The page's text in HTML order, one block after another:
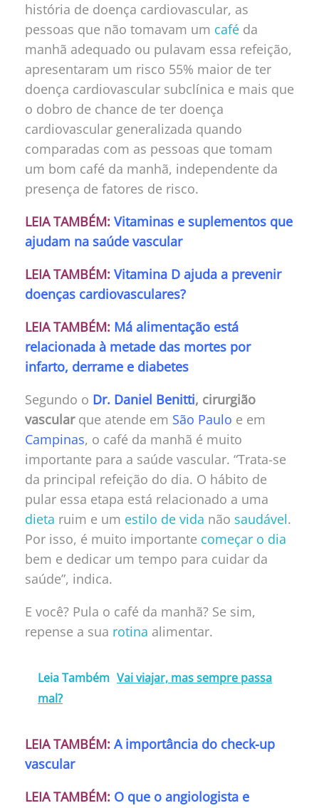
história de doença cardiovascular, as
pessoas que não tomavam um café da
manhã adequado ou pulavam essa refeição,
apresentaram um risco 55% maior de ter
doença cardiovascular subclínica e mais que
o dobro de chance de ter doença
cardiovascular generalizada quando
comparadas com as pessoas que tomam
um bom café da manhã, independente da
presença de fatores de risco.
LEIA TAMBÉM: Vitaminas e suplementos que
ajudam na saúde vascular
LEIA TAMBÉM: Vitamina D ajuda a prevenir
doenças cardiovasculares?
LEIA TAMBÉM: Má alimentação está
relacionada à metade das mortes por
infarto, derrame e diabetes
Segundo o Dr. Daniel Benitti, cirurgião
vascularque atende em São Paulo e em
Campinas, o café da manhã é muito
importante para a saúde vascular. “Trata-se
da principal refeição do dia. O hábito de
pular essa etapa está relacionado a uma
dieta ruim e um estilo de vida não saudável.
Por isso, é muito importante começar o dia
bem e dedicar um tempo para cuidar da
saúde”, indica.
E você? Pula o café da manhã? Se sim,
repense a sua rotina alimentar.
Leia Também Vai viajar, mas sempre passa
mal?
LEIA TAMBÉM: A importância do check-up
vascular
LEIA TAMBÉM: O que o angiologista e